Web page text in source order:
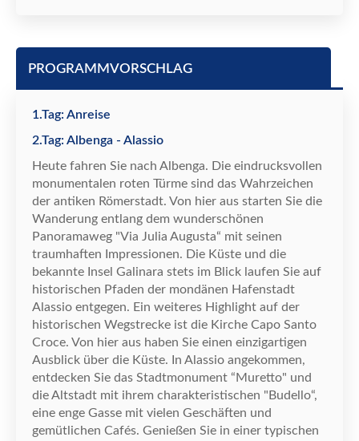
PROGRAMMVORSCHLAG
1.Tag: Anreise
2.Tag: Albenga - Alassio
Heute fahren Sie nach Albenga. Die eindrucksvollen
monumentalen roten Türme sind das Wahrzeichen
der antiken Römerstadt. Von hier aus starten Sie die
Wanderung entlang dem wunderschönen
Panoramaweg "Via Julia Augusta“ mit seinen
traumhaften Impressionen. Die Küste und die
bekannte Insel Galinara stets im Blick laufen Sie auf
historischen Pfaden der mondänen Hafenstadt
Alassio entgegen. Ein weiteres Highlight auf der
historischen Wegstrecke ist die Kirche Capo Santo
Croce. Von hier aus haben Sie einen einzigartigen
Ausblick über die Küste. In Alassio angekommen,
entdecken Sie das Stadtmonument “Muretto" und
die Altstadt mit ihrem charakteristischen "Budello“,
eine enge Gasse mit vielen Geschäften und
gemütlichen Cafés. Genießen Sie in einer typischen